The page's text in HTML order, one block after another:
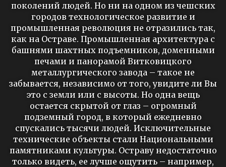
поколений людей. Но ни на одном из чешских
городов технологическое развитие и
промышленная революция не отразились так,
как на Остраве. Промышленная архитектура с
башнями шахтных подъемников, доменными
печами и панорамой Витковицкого
металлургического завода – такое не
забывается, независимо от того, увидите ли Вы
это с земли или с высоты. Но одна вещь
остается скрытой от глаз – огромный
подземный город, в который ежедневно
спускались тысячи людей. Исключительные
технические объекты стали Национальными
памятниками культуры. Остраву недостаточно
только видеть, ее лучше ощутить – например,